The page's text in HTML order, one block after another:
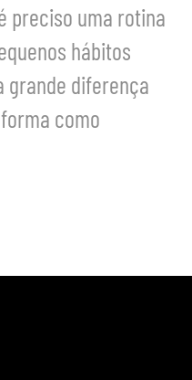
preciso uma rotina
hábitos
grande diferença
como